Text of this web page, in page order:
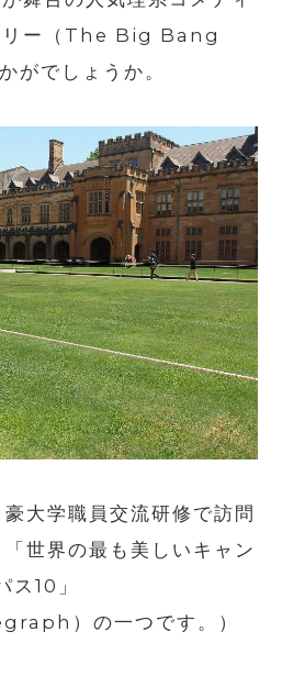
リー（The Big Bang
がでしょうか。
豪大学職員交流研修で訪問
世界の最も美しいキャン
ス 10 」
）の一つです。）